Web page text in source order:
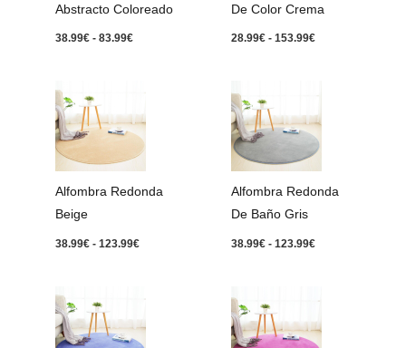
Abstracto Coloreado
38.99€ - 83.99€
De Color Crema
28.99€ - 153.99€
Alfombra Redonda
Beige
38.99€ - 123.99€
precios:
desde
38.99€
hasta
123.99€
Alfombra Redonda
De Baño Gris
38.99€ - 123.99€
precios:
desde
38.99€
hasta
123.99€
precios:
precios:
desde